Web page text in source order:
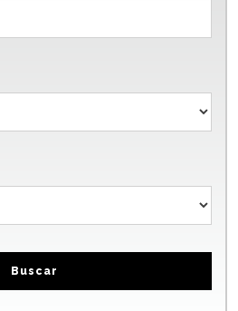
Buscar